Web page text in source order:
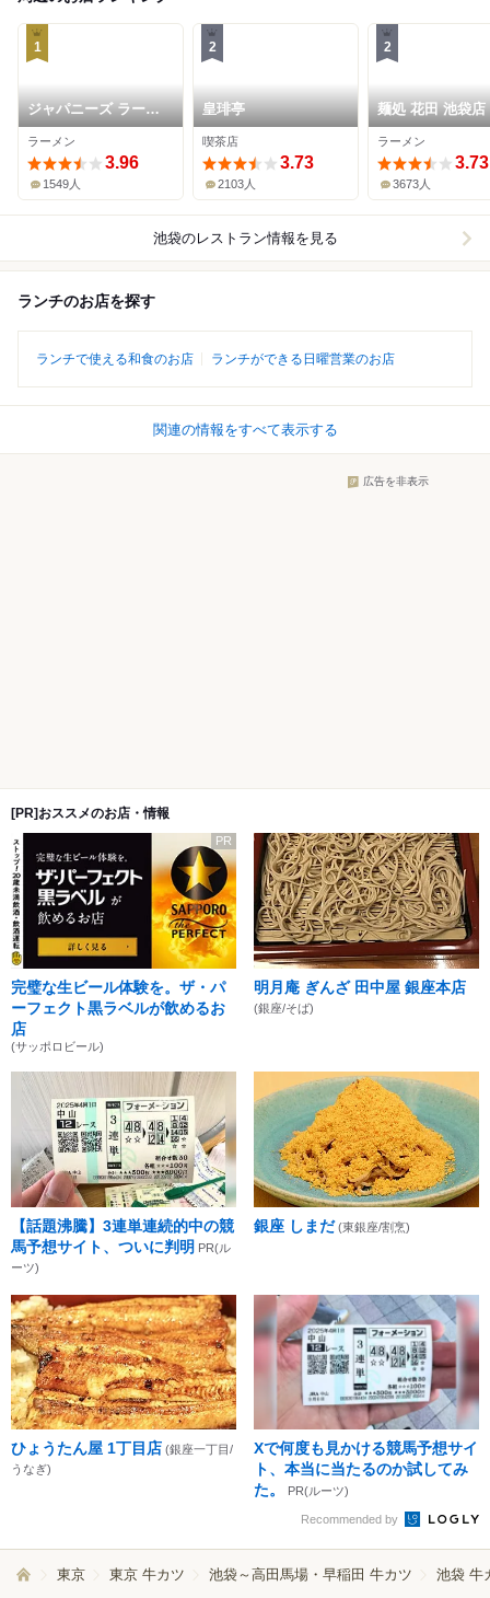
1
ジャパニーズ ラーメ
ン 五感
ラーメン
3.96
1549人
2
皇琲亭
喫茶店
3.73
2103人
2
麺処 花田 池袋店
ラーメン
3.73
3673人
池袋のレストラン情報を見る
ランチのお店を探す
ランチで使える和食のお店 ランチができる日曜営業のお店
関連の情報をすべて表示する
広告を非表示
[PR]おススメのお店・情報
PR
完璧な生ビール体験を。ザ・パ
ーフェクト黒ラベルが飲めるお
店
(サッポロビール)
明月庵 ぎんざ 田中屋 銀座本店
(銀座/そば)
【話題沸騰】3連単連続的中の競
馬予想サイト、ついに判明 PR(ル
ーツ)
銀座 しまだ (東銀座/割烹)
ひょうたん屋 1丁目店 (銀座一丁目/
うなぎ)
Xで何度も見かける競馬予想サイ
ト、本当に当たるのか試してみ
た。
PR(ルーツ)
Recommended by
東京 東京 牛カツ 池袋～高田馬場・早稲田 牛カツ 池袋 牛